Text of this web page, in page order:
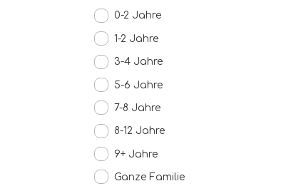
0-2 Jahre
1-2 Jahre
3-4 Jahre
5-6 Jahre
7-8 Jahre
8-12 Jahre
9+ Jahre
Ganze Familie